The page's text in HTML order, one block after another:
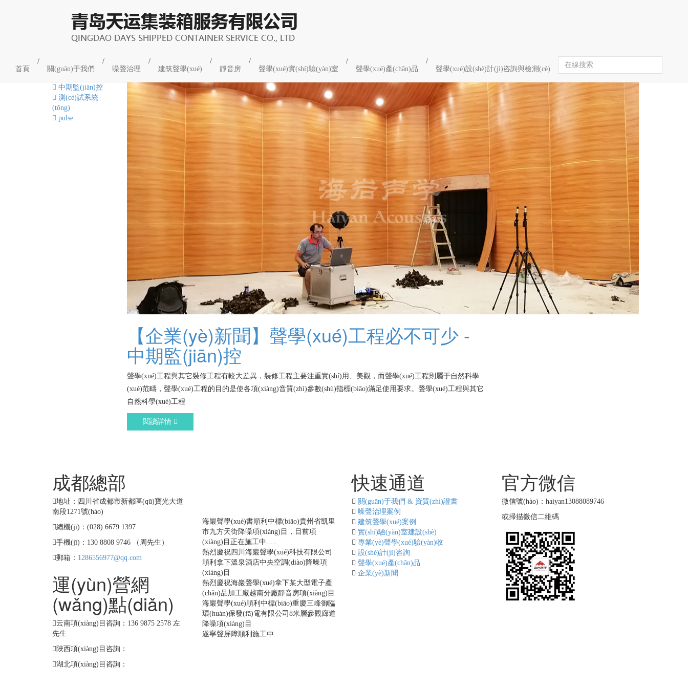
首頁
/
關(guān)于我們
/
噪聲治理
/
建筑聲學(xué)
/
靜音房
/
聲學(xué)實(shí)驗(yàn)室
/
聲學(xué)產(chǎn)品
/
聲學(xué)設(shè)計(jì)咨詢與檢測(cè)
tags：pulse
企業(yè)文化
資質(zhì)榮譽(yù)
HONOR
企業(yè)新聞NEWS
中期監(jiān)控
測(cè)試系統
(tǒng)
pulse
【企業(yè)新聞】聲學(xué)工程必不可少 -
中期監(jiān)控
聲學(xué)工程與其它裝修工程有較大差異，裝修工程主要注重實(shí)用、美觀，而聲學(xué)工程則屬于自然科學
(xué)范疇，聲學(xué)工程的目的是使各項(xiàng)音質(zhì)參數(shù)指標(biāo)滿足使用要求。聲學(xué)工程與其它
自然科學(xué)工程
閱讀詳情
成都總部
地址：四川省成都市新都區(qū)寶光大道
南段1271號(hào)
總機(jī)：(028) 6679 1397
手機(jī)：130 8808 9746 （周先生）
郵箱： 1286556977@qq.com
運(yùn)營網
(wǎng)點(diǎn)
云南項(xiàng)目咨詢：136 9875 2578 左
先生
陜西項(xiàng)目咨詢：
湖北項(xiàng)目咨詢：
海巖聲學(xué)書順利中標(biāo)貴州省凱里
市九方天街降噪項(xiàng)目，目前項
(xiàng)目正在施工中.....
熱烈慶祝四川海巖聲學(xué)科技有限公司
順利拿下溫泉酒店中央空調(diào)降噪項
(xiàng)目
熱烈慶祝海巖聲學(xué)拿下某大型電子產
(chǎn)品加工廠越南分廠靜音房項(xiàng)目
海巖聲學(xué)順利中標(biāo)重慶三峰御臨
環(huán)保發(fā)電有限公司8米層參觀廊道
降噪項(xiàng)目
遂寧聲屏障順利施工中
快速通道
關(guān)于我們 & 資質(zhì)證書
噪聲治理案例
建筑聲學(xué)案例
實(shí)驗(yàn)室建設(shè)
專業(yè)聲學(xué)驗(yàn)收
設(shè)計(jì)咨詢
聲學(xué)產(chǎn)品
企業(yè)新聞
官方微信
微信號(hào)：haiyan13088089746
或掃描微信二維碼